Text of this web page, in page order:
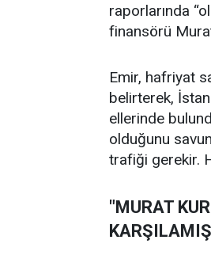
raporlarında
finansörü
Emir, hafriyat
belirterek,
ellerinde
olduğunu
trafiği gerekir.
"MURAT